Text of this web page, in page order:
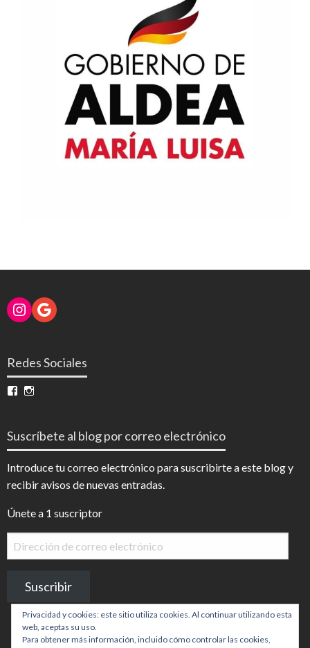
Instagram
Google
Redes Sociales
Ver
en en
Suscríbete al blog por correo electrónico
Introduce tu correo electrónico para suscribirte a este blog y
recibir avisos de nuevas entradas.
Únete a 1 suscriptor
Dirección
de
electrónico
Suscribir
Privacidad y cookies: este sitio utiliza cookies. Al continuar utilizando esta
web, aceptas su uso.
Para obtener más información, incluido cómo controlar las cookies,